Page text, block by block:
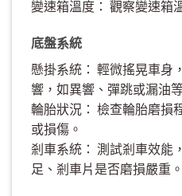
變速箱溫度： 觀察變速箱
底盤系統
懸掛系統： 輕微搖晃車身
響，如異響、彈跳或漏油
輪胎狀況： 檢查輪胎磨損
或損傷。
剎車系統： 測試剎車效能
足、剎車片是否磨損嚴重。